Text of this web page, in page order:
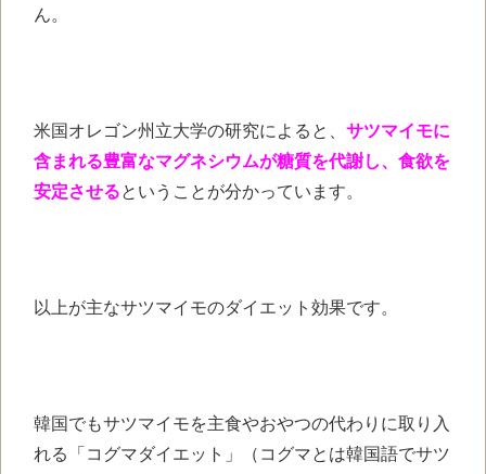
ん。
米国オレゴン州立大学の研究によると、 サツマイモに
含まれる豊富なマグネシウムが糖質を代謝し、食欲を
安定させるということが分かっています。
以上が主なサツマイモのダイエット効果です。
韓国でもサツマイモを主食やおやつの代わりに取り入
れる「コグマダイエット」（コグマとは韓国語でサツ